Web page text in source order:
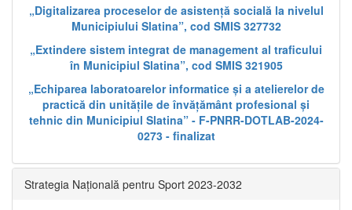
„Digitalizarea proceselor de asistență socială la nivelul
Municipiului Slatina”, cod SMIS 327732
„Extindere sistem integrat de management al traficului
în Municipiul Slatina”, cod SMIS 321905
„Echiparea laboratoarelor informatice și a atelierelor de
practică din unitățile de învățământ profesional și
tehnic din Municipiul Slatina” - F-PNRR-DOTLAB-2024-
0273 - finalizat
Strategia Națională pentru Sport 2023-2032